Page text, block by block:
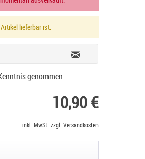
lieferbar ist.
genommen.
10,90 €
inkl. MwSt. zzgl. Versandkosten